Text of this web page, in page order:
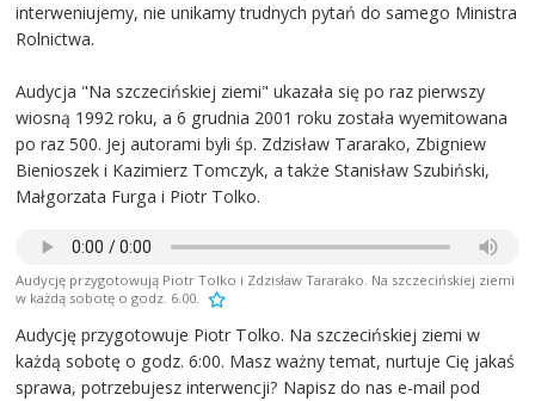
interweniujemy, nie unikamy trudnych pytań do samego Ministra
Rolnictwa.
Audycja "Na szczecińskiej ziemi" ukazała się po raz pierwszy
wiosną 1992 roku, a 6 grudnia 2001 roku została wyemitowana
po raz 500. Jej autorami byli śp. Zdzisław Tararako, Zbigniew
Bienioszek i Kazimierz Tomczyk, a także Stanisław Szubiński,
Małgorzata Furga i Piotr Tolko.
Audycję przygotowują Piotr Tolko i Zdzisław Tararako. Na szczecińskiej ziemi
w każdą sobotę o godz. 6.00.
Audycję przygotowuje Piotr Tolko. Na szczecińskiej ziemi w
każdą sobotę o godz. 6:00. Masz ważny temat, nurtuje Cię jakaś
sprawa, potrzebujesz interwencji? Napisz do nas e-mail pod